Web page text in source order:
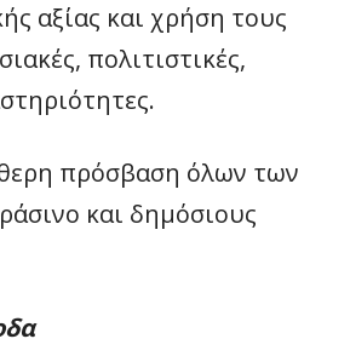
αξίας και χρήση τους
πολιτιστικές,
πρόσβαση όλων των
και δημόσιους